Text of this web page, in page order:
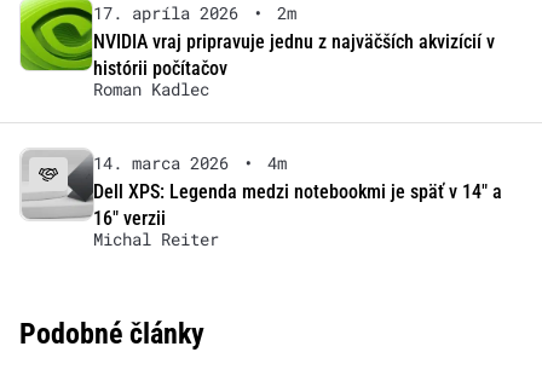
17. apríla 2026 •
2m
NVIDIA vraj pripravuje jednu z najväčších akvizícií v
histórii počítačov
Roman Kadlec
14. marca 2026 •
4m
Dell XPS: Legenda medzi notebookmi je späť v 14″ a
16″ verzii
Michal Reiter
Podobné články